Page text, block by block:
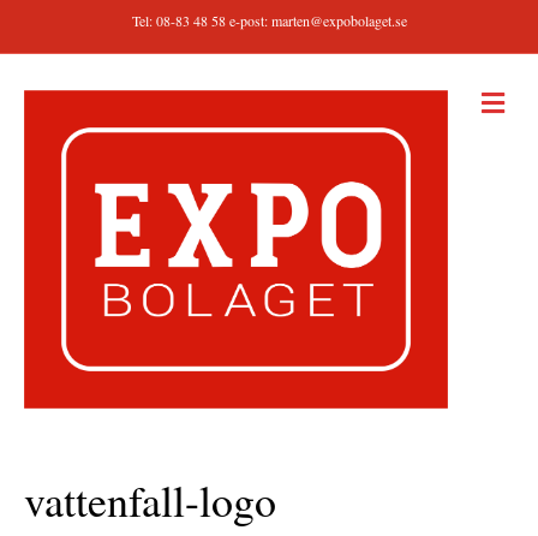
Tel: 08-83 48 58 e-post:marten@expobolaget.se
M
E
vattenfall-logo